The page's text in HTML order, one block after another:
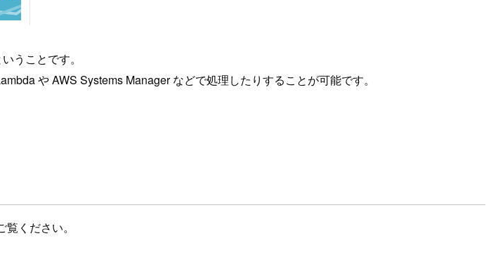
うことです。
や AWS Systems Manager などで処理したりすることが可能です。
ください。